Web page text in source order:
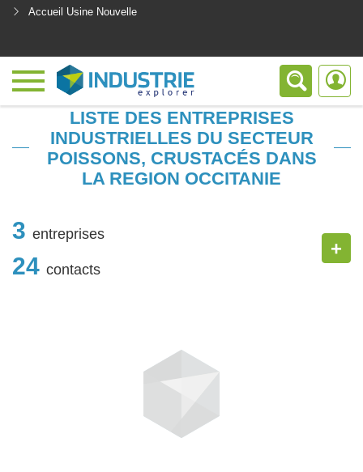
Accueil Usine Nouvelle
LISTE DES ENTREPRISES
INDUSTRIELLES DU SECTEUR
POISSONS, CRUSTACÉS DANS
LA REGION OCCITANIE
3 entreprises
24 contacts
+